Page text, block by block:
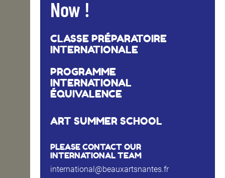
Now !
CLASSE PRÉPARATOIRE
INTERNATIONALE
PROGRAMME
INTERNATIONAL
ÉQUIVALENCE
ART SUMMER SCHOOL
PLEASE CONTACT OUR
INTERNATIONAL TEAM
international@beauxartsnantes.fr